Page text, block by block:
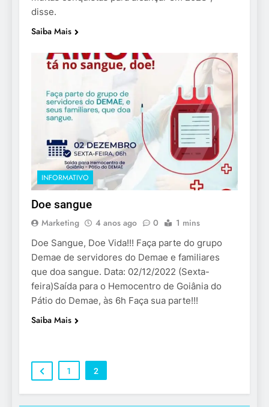
disse.
Saiba Mais
INFORMATIVO
Doe sangue
Marketing 4 anos ago 0 1 mins
Doe Sangue, Doe Vida!!! Faça parte do grupo
Demae de servidores do Demae e familiares
que doa sangue. Data: 02/12/2022 (Sexta-
feira)Saída para o Hemocentro de Goiânia do
Pátio do Demae, às 6h Faça sua parte!!!
Saiba Mais
1 2